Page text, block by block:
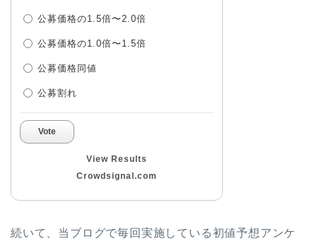
公募価格の1.5倍〜2.0倍
公募価格の1.0倍〜1.5倍
公募価格同値
公募割れ
Vote
View Results
Crowdsignal.com
続いて、当ブログで毎回実施している初値予想アンケ